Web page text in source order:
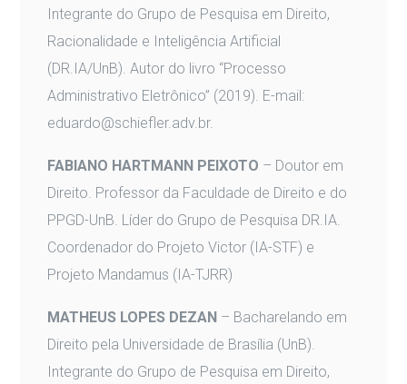
Integrante do Grupo de Pesquisa em Direito,
Racionalidade e Inteligência Artificial
(DR.IA/UnB). Autor do livro “Processo
Administrativo Eletrônico” (2019). E-mail:
eduardo@schiefler.adv.br.
FABIANO HARTMANN PEIXOTO – Doutor em
Direito. Professor da Faculdade de Direito e do
PPGD-UnB. Líder do Grupo de Pesquisa DR.IA.
Coordenador do Projeto Victor (IA-STF) e
Projeto Mandamus (IA-TJRR)
MATHEUS LOPES DEZAN – Bacharelando em
Direito pela Universidade de Brasília (UnB).
Integrante do Grupo de Pesquisa em Direito,